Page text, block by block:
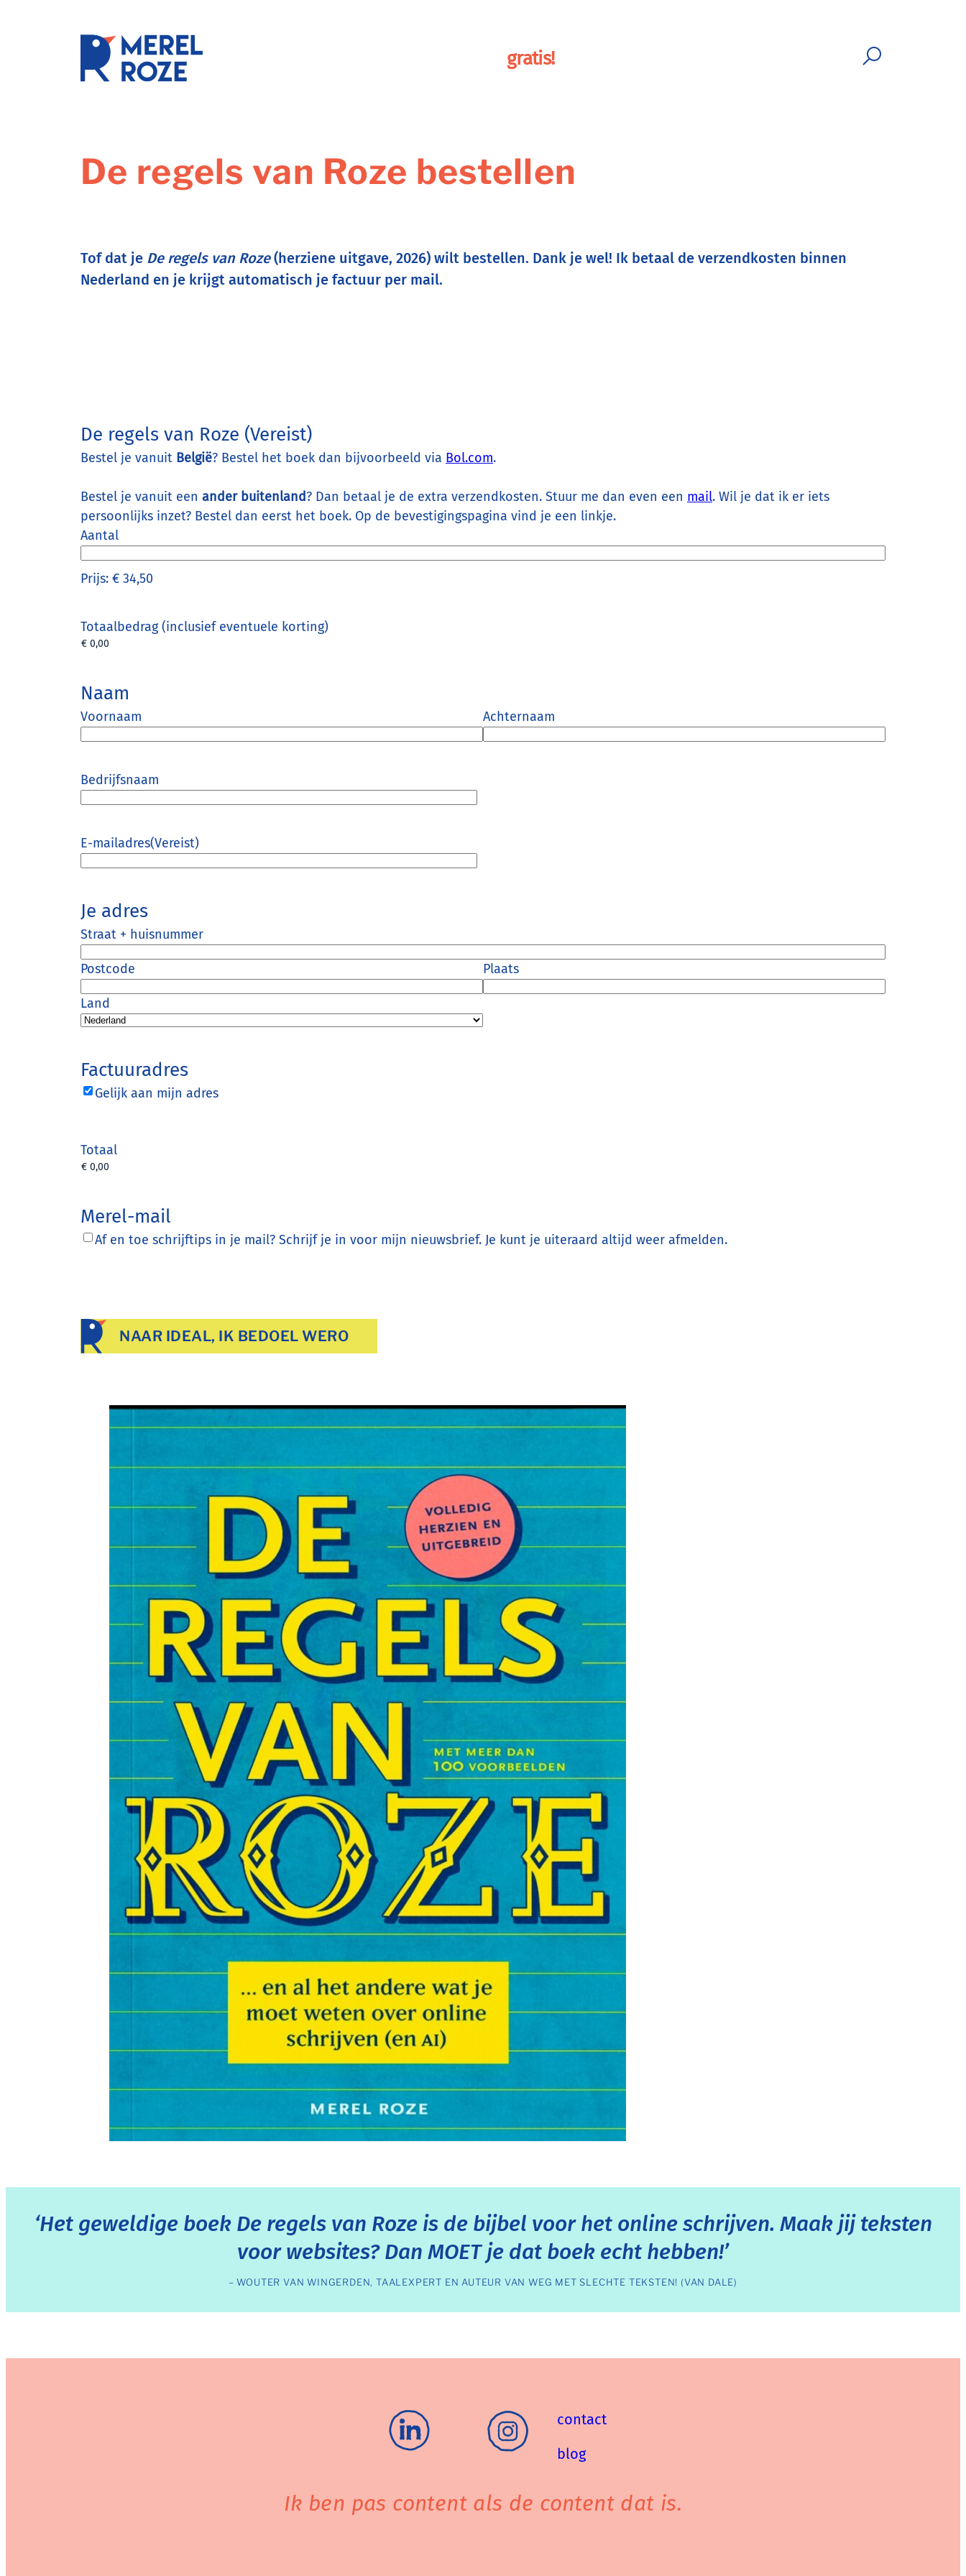
gratis!
De regels van Roze bestellen
Tof dat je De regels van Roze(herziene uitgave, 2026) wilt bestellen. Dank je wel! Ik betaal de verzendkosten binnen
Nederland en je krijgt automatisch je factuur per mail.
De regels van Roze Aantal
(Vereist)
Bestel je vanuit België? Bestel het boek dan bijvoorbeeld via Bol.com.
Bestel je vanuit een ander buitenland? Dan betaal je de extra verzendkosten. Stuur me dan even een mail. Wil je dat ik er iets
persoonlijks inzet? Bestel dan eerst het boek. Op de bevestigingspagina vind je een linkje.
Prijs: € 34,50
Aantal
Totaalbedrag (inclusief eventuele korting)
Naam
Voornaam Achternaam
Bedrijfsnaam
E-mailadres(Vereist)
Je adres
Straat + huisnummer
Postcode Plaats
Land
Factuuradres
Gelijk aan mijn adres
Totaal
Merel-mail
Af en toe schrijftips in je mail? Schrijf je in voor mijn nieuwsbrief. Je kunt je uiteraard altijd weer afmelden.
‘Het geweldige boek De regels van Roze is de bijbel voor het online schrijven. Maak jij teksten
voor websites? Dan MOET je dat boek echt hebben!’
– WOUTER VAN WINGERDEN, TAALEXPERT EN AUTEUR VAN WEG MET SLECHTE TEKSTEN! (VAN DALE)
contact
blog
Ik ben pas content als de content dat is.